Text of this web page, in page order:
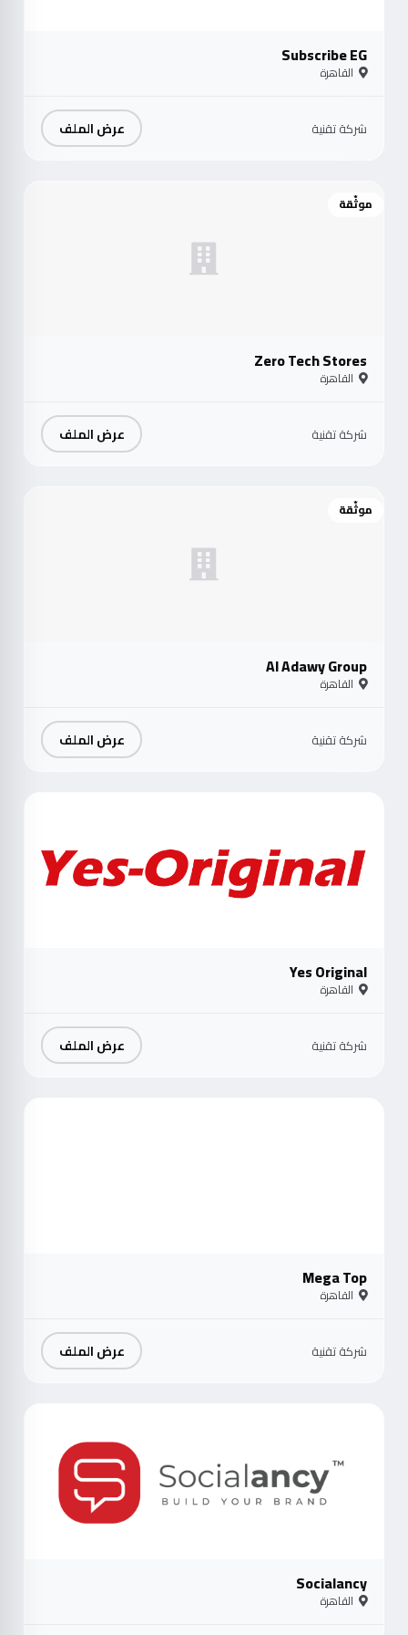
Subscribe EG
القاهرة
شركة تقنية عرض الملف
موثّقة
Zero Tech Stores
القاهرة
شركة تقنية عرض الملف
موثّقة
Al Adawy Group
القاهرة
شركة تقنية عرض الملف
Yes Original
القاهرة
شركة تقنية عرض الملف
Mega Top
القاهرة
شركة تقنية عرض الملف
Socialancy
القاهرة